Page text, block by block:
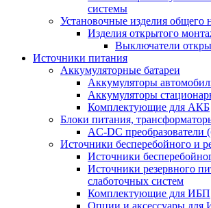
системы
Установочные изделия общего
Изделия открытого
Выключатели
Источники питания
Аккумуляторные батареи
Аккумуляторы
Аккумуляторы
Комплектующие для АКБ
Блоки питания,
AC-DC преобразователи
Источники бесперебойного и
Источники
Источники резервного
слаботочных систем
Комплектующие для ИБП
Опции и аксессуары для